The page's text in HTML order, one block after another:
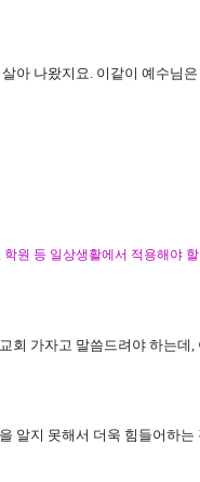
아 나왔지요. 이같이 예수님
학원 등 일상생활에서 적용해야
회 가자고 말씀드려야 하는데,
알지 못해서 더욱 힘들어하는